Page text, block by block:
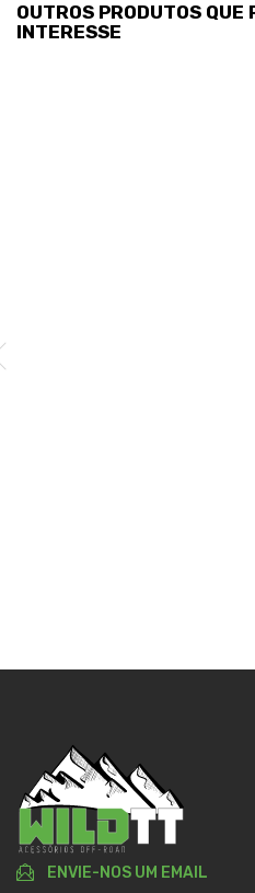
OUTROS PRODUTOS QUE
INTERESSE
ENVIE-NOS UM EMAIL